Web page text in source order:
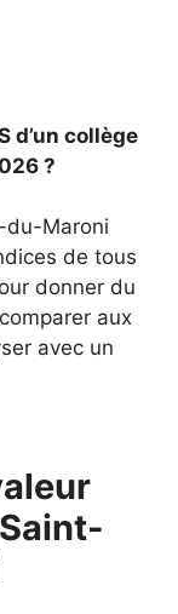
d’un collège
?
du-Maroni
de tous
donner du
aux
avec un